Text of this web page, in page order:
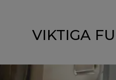
VIKTIGA